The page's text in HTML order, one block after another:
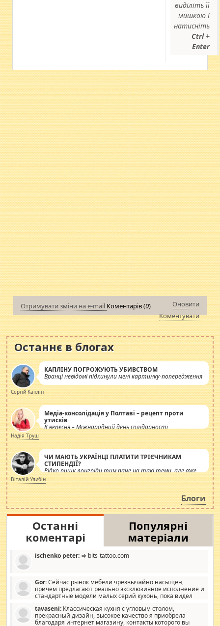
виділіть її
мишкою і
натисніть
Ctrl +
Enter
Отримувати зміни на e-mail Коментарів (0)
Оновити
Коментувати
Останнє в блогах
КАПЛІНУ ПОГРОЖУЮТЬ УБИВСТВОМ
Вранці невідомі підкинули мені картинку-попередження
Сергій Каплін
Медіа-консолідація у Полтаві – рецепт проти
утисків
8 вересня – Міжнародний день солідарності
журналістів.
Надія Труш
ЧИ МАЮТЬ УКРАЇНЦІ ПЛАТИТИ ТРІЄЧНИКАМ
СТИПЕНДІЇ?
Рідко пишу лонгріди тим паче на такі теми, але вже
просто дістало! Обурюють сьогоднішні інсенуації
навколо стипендіального питання. Штучно
роздувається ще одна соціальна катастрофа.
Віталій Улибін
Блоги
Останні
коментарі
Популярні
матеріали
ischenko peter: ⇒ blts-tattoo.com
Gor:Сейчас рынок мебели чрезвычайно насыщен,
причем предлагают реально эксклюзивное исполнение и
стандартные модели малых серий кухонь, пока видел
стандартные формы, в MebelOk, креативненько и что главное -
со вкусом все в порядке, без ненужных наворотов удорожающих
мебель, а это не последний фактор.
tavaseni: Классическая кухня с угловым столом,
прекрасный дизайн, высокое качество я приобрела
благодаря интернет магазину, контакты которого вы